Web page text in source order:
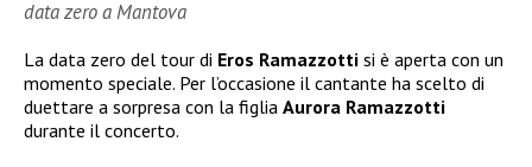
data zero a Mantova
La data zero del tour di Eros Ramazzotti si è aperta con un
momento speciale. Per l’occasione il cantante ha scelto di
duettare a sorpresa con la figlia Aurora Ramazzotti
durante il concerto.